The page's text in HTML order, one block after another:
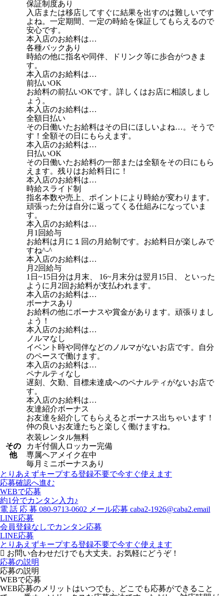
保証制度あり
入店または移店してすぐに結果を出すのは難しいです
よね。一定期間、一定の時給を保証してもらえるので
安心です。
本入店のお給料は…
各種バックあり
時給の他に指名や同伴、ドリンク等に歩合がつきま
す。
本入店のお給料は…
前払いOK
お給料の前払いOKです。詳しくはお店に相談しまし
ょう。
本入店のお給料は…
全額日払い
その日働いたお給料はその日にほしいよね…。そうで
す！全額その日にもらえます。
本入店のお給料は…
日払いOK
その日働いたお給料の一部または全額をその日にもら
えます。残りはお給料日に！
本入店のお給料は…
時給スライド制
指名本数や売上、ポイントにより時給が変わります。
頑張った分は自分に返ってくる仕組みになっていま
す。
本入店のお給料は…
月1回給与
お給料は月に１回の月給制です。お給料日が楽しみで
すね^-^
本入店のお給料は…
月2回給与
1日~15日分は月末、 16~月末分は翌月15日、 といった
ように月2回お給料が支払われます。
本入店のお給料は…
ボーナスあり
お給料の他にボーナスや賞金があります。頑張りまし
ょう！
本入店のお給料は…
ノルマなし
イベント時や同伴などのノルマがないお店です。自分
のペースで働けます。
本入店のお給料は…
ペナルティなし
遅刻、欠勤、目標未達成へのペナルティがないお店で
す。
本入店のお給料は…
友達紹介ボーナス
お友達を紹介してもらえるとボーナス出ちゃいます！
仲の良いお友達たちと楽しく働けますね。
その
他
衣装レンタル無料
カギ付個人ロッカー完備
専属ヘアメイク在中
毎月ミニボーナスあり
とりあえずキープする登録不要で今すぐ使えます
応募確認へ進む
WEBで応募
約1分でカンタン入力♪
電 話 応 募 080-9713-0602 メール応募 caba2-1926@caba2.email
LINE応募
会員登録なしでカンタン応募
LINE応募
とりあえずキープする登録不要で今すぐ使えます
お問い合わせだけでも大丈夫。お気軽にどうぞ！
応募の説明
応募の説明
WEBで応募
WEB応募のメリットはいつでも、どこでも応募ができること